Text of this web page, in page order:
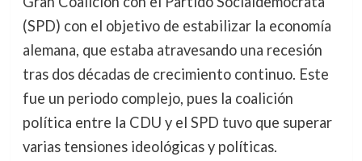
(SPD) con el objetivo de estabilizar la economía
alemana, que estaba atravesando una recesión
tras dos décadas de crecimiento continuo. Este
fue un periodo complejo, pues la coalición
política entre la CDU y el SPD tuvo que superar
varias tensiones ideológicas y políticas.